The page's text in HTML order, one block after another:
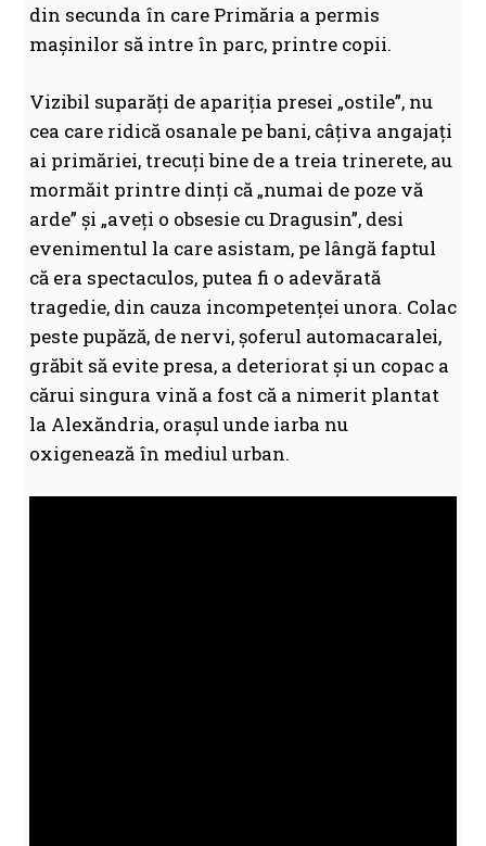
din secunda în care Primăria a permis
mașinilor să intre în parc, printre copii.
Vizibil suparăți de apariția presei „ostile”, nu
cea care ridică osanale pe bani, câțiva angajați
ai primăriei, trecuți bine de a treia trinerete, au
mormăit printre dinți că „numai de poze vă
arde” și „aveți o obsesie cu Dragusin”, desi
evenimentul la care asistam, pe lângă faptul
că era spectaculos, putea fi o adevărată
tragedie, din cauza incompetenței unora. Colac
peste pupăză, de nervi, șoferul automacaralei,
grăbit să evite presa, a deteriorat și un copac a
cărui singura vină a fost că a nimerit plantat
la Alexăndria, orașul unde iarba nu
oxigenează în mediul urban.